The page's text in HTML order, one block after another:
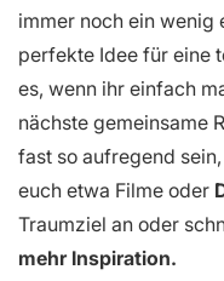
immer noch ein wenig
perfekte Idee für eine
es, wenn ihr einfach
nächste gemeinsame
fast so aufregend
euch etwa Filme oder
Traumziel an oder
mehr Inspiration.